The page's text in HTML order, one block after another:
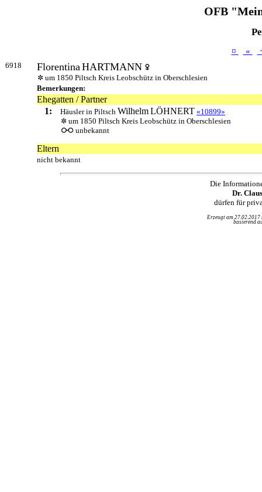
OFB
¤ «
6918 FlorentinaHARTMANN
um 1850 Piltsch Kreis Leobschütz in Oberschlesien
Bemerkungen:
Ehegatten / Partner
1:
Häusler in Piltsch WilhelmLÖHNERT «10899»
um 1850 Piltsch Kreis Leobschütz in Oberschlesien
unbekannt
Eltern
nicht bekannt
Die
Dr.
dürfen für
Erzeugt am
basierend